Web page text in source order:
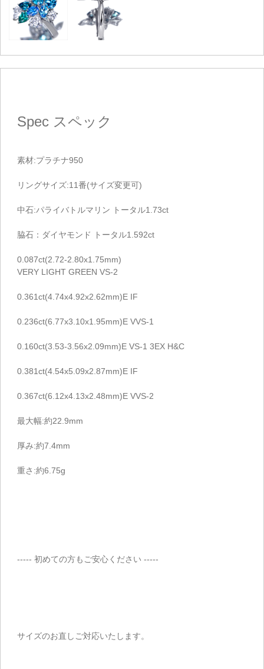
Spec スペック
素材:プラチナ950
リングサイズ:11番(サイズ変更可)
中石:パライバトルマリン トータル1.73ct
脇石：ダイヤモンド トータル1.592ct
0.087ct(2.72-2.80x1.75mm)
VERY LIGHT GREEN VS-2
0.361ct(4.74x4.92x2.62mm)E IF
0.236ct(6.77x3.10x1.95mm)E VVS-1
0.160ct(3.53-3.56x2.09mm)E VS-1 3EX H&C
0.381ct(4.54x5.09x2.87mm)E IF
0.367ct(6.12x4.13x2.48mm)E VVS-2
最大幅:約22.9mm
厚み:約7.4mm
重さ:約6.75g
----- 初めての方もご安心ください -----
サイズのお直しご対応いたします。